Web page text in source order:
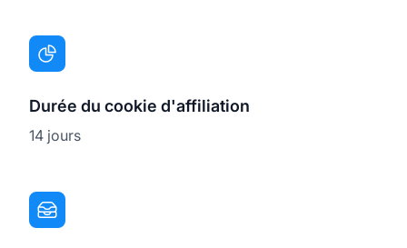
Durée du cookie d'affiliation
14 jours